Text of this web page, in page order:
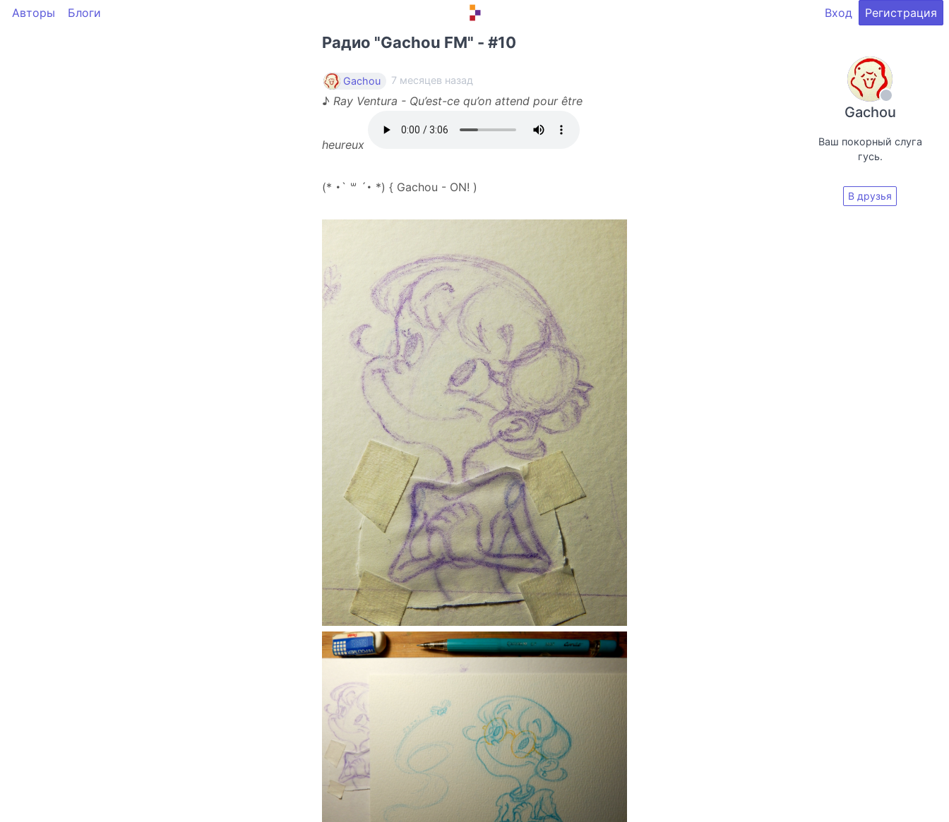
Авторы Блоги Вход Регистрация
Радио "Gachou FM" - #10
Gachou 7 месяцев назад
♪ Ray Ventura - Qu’est-ce qu’on attend pour être
heureux
(* ･` ꒳ ´･ *) { Gachou - ON! )
Gachou
Ваш покорный слуга
гусь.
В друзья